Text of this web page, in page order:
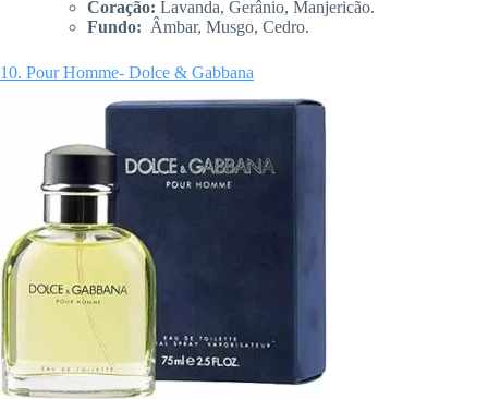
Coração: Lavanda, Gerânio, Manjericão.
Fundo: Âmbar, Musgo, Cedro.
10. Pour Homme- Dolce & Gabbana